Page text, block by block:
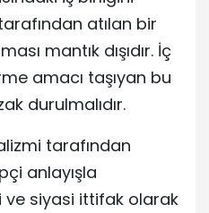
atılan bir
mantık dışıdır. İç
amacı taşıyan bu
durulmalıdır.
tarafından
anlayışla
ve siyasi ittifak olarak